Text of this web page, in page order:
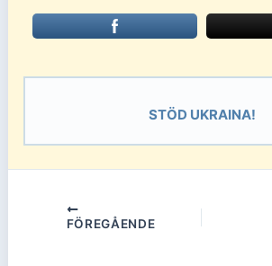
STÖD UKRAINA!
FÖREGÅENDE